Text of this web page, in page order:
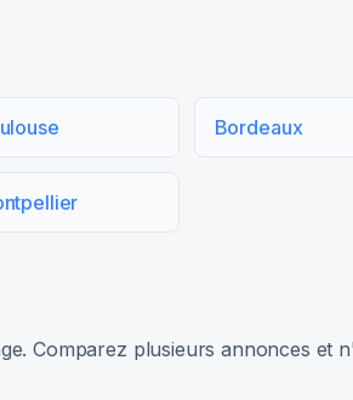
Bordeaux
Comparez plusieurs annonces et